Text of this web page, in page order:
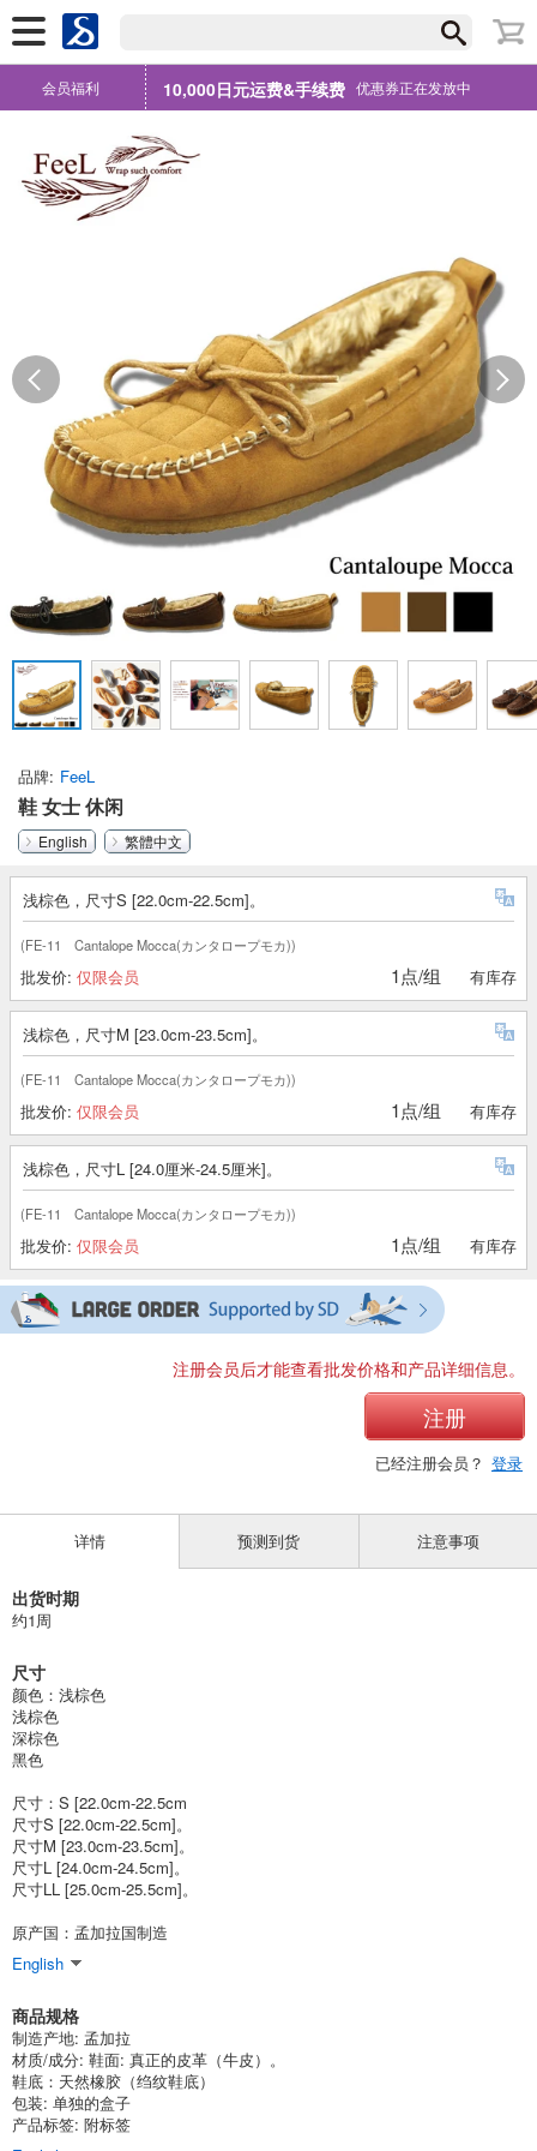
会员福利 10,000日元运费&手续费 优惠券正在发放中
品牌 FeeL
鞋 女士 休闲
English 繁體中文
浅棕色，尺寸S [22.0cm-22.5cm]。
(FE-11 Cantalope Mocca(カンタロープモカ))
批发价: 仅限会员 1点/组 有库存
浅棕色，尺寸M [23.0cm-23.5cm]。
(FE-11 Cantalope Mocca(カンタロープモカ))
批发价: 仅限会员 1点/组 有库存
浅棕色，尺寸L [24.0厘米-24.5厘米]。
(FE-11 Cantalope Mocca(カンタロープモカ))
批发价: 仅限会员 1点/组 有库存
注册会员后才能查看批发价格和产品详细信息。
注册
已经注册会员？ 登录
详情
出货时期
约1周
尺寸
颜色：浅棕色
浅棕色
深棕色
黑色
尺寸：S [22.0cm-22.5cm
尺寸S [22.0cm-22.5cm]。
尺寸M [23.0cm-23.5cm]。
尺寸L [24.0cm-24.5cm]。
尺寸LL [25.0cm-25.5cm]。
原产国：孟加拉国制造
English
商品规格
制造产地: 孟加拉
材质/成分: 鞋面: 真正的皮革（牛皮）。
鞋底：天然橡胶（绉纹鞋底）
包装: 单独的盒子
产品标签: 附标签
预测到货 注意事项